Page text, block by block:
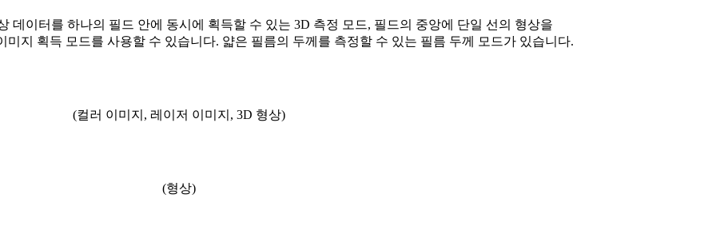
데이터를 하나의 필드 안에 동시에 획득할 수 있는 3D 측정 모드, 필드의 중앙에 단일 선의 형상을
미지 획득 모드를 사용할 수 있습니다. 얇은 필름의 두께를 측정할 수 있는 필름 두께 모드가 있습니다.
(컬러 이미지, 레이저 이미지, 3D 형상)
(형상)